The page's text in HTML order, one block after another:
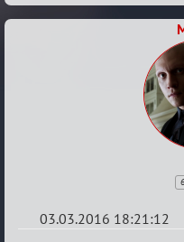
6
03.03.2016 18:21:12